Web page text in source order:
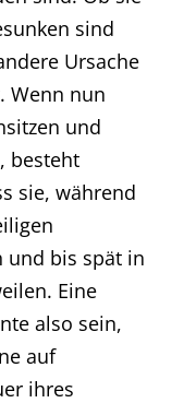
sind
Ursache
Wenn nun
und
besteht
sie, während
und bis spät in
Eine
also sein,
auf
ihres